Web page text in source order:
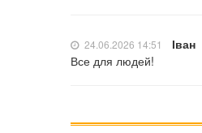
24.06.2026 14:51
Іван
Все для людей!